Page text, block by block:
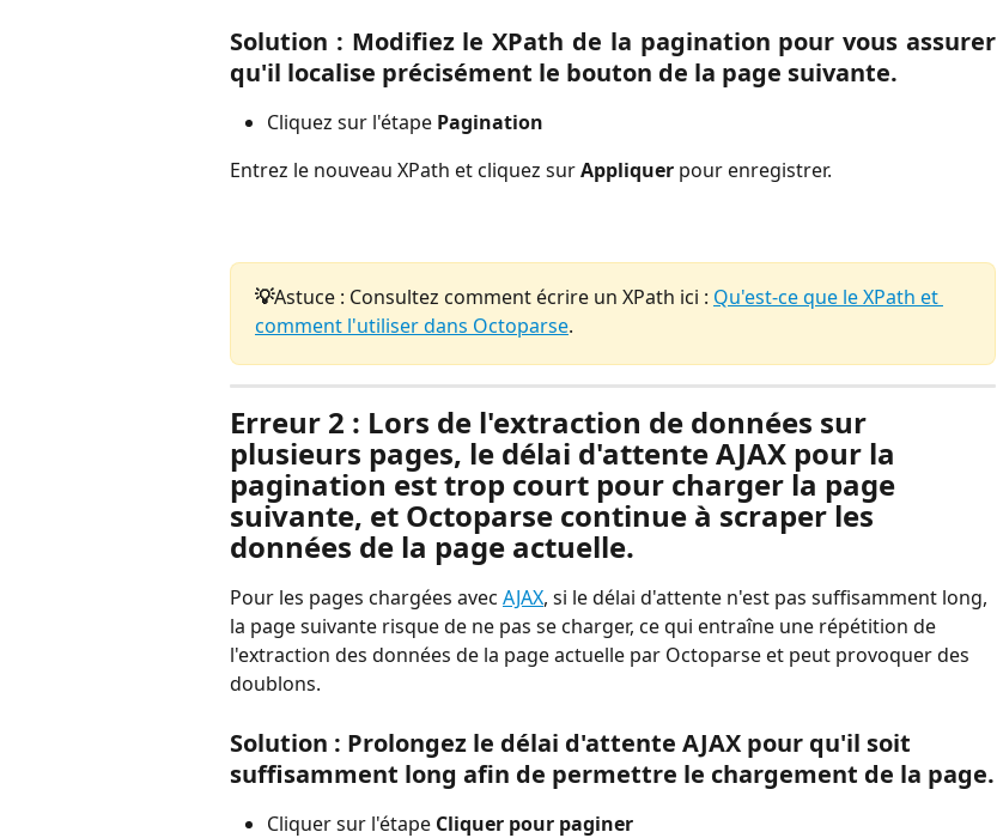
Solution : Modifiez le XPath de la pagination pour vous assurer
qu'il localise précisément le bouton de la page suivante.
Cliquez sur l'étape Pagination
Entrez le nouveau XPath et cliquez sur Appliquer pour enregistrer.
💡Astuce : Consultez comment écrire un XPath ici : Qu'est-ce que le XPath et
comment l'utiliser dans Octoparse.
Erreur 2 : Lors de l'extraction de données sur
plusieurs pages, le délai d'attente AJAX pour la
pagination est trop court pour charger la page
suivante, et Octoparse continue à scraper les
données de la page actuelle.
Pour les pages chargées avec AJAX, si le délai d'attente n'est pas suffisamment long,
la page suivante risque de ne pas se charger, ce qui entraîne une répétition de
l'extraction des données de la page actuelle par Octoparse et peut provoquer des
doublons.
Solution : Prolongez le délai d'attente AJAX pour qu'il soit
suffisamment long afin de permettre le chargement de la page.
Cliquer sur l'étape Cliquer pour paginer